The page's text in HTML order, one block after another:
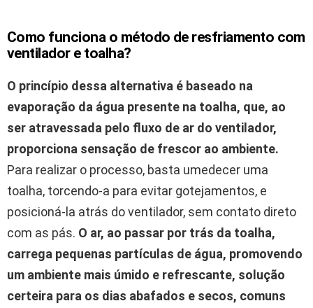
Como funciona o método de resfriamento com
ventilador e toalha?
O princípio dessa alternativa é baseado na
evaporação da água presente na toalha, que, ao
ser atravessada pelo fluxo de ar do ventilador,
proporciona sensação de frescor ao ambiente.
Para realizar o processo, basta umedecer uma
toalha, torcendo-a para evitar gotejamentos, e
posicioná-la atrás do ventilador, sem contato direto
com as pás. O ar, ao passar por trás da toalha,
carrega pequenas partículas de água, promovendo
um ambiente mais úmido e refrescante, solução
certeira para os dias abafados e secos, comuns